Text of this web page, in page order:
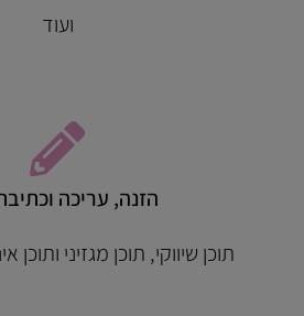
ועוד
הזנה, עריכה
תוכן שיווקי, תוכן מגזיני ותוכן